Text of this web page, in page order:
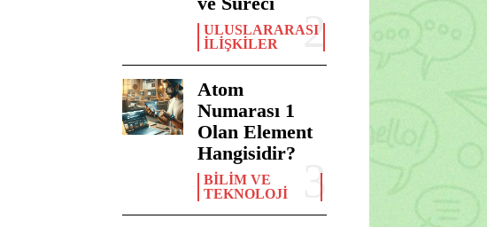
ULUSLARARASI
İLIŞKILER
Atom
Numarası 1
Olan Element
Hangisidir?
BILIM VE
TEKNOLOJI